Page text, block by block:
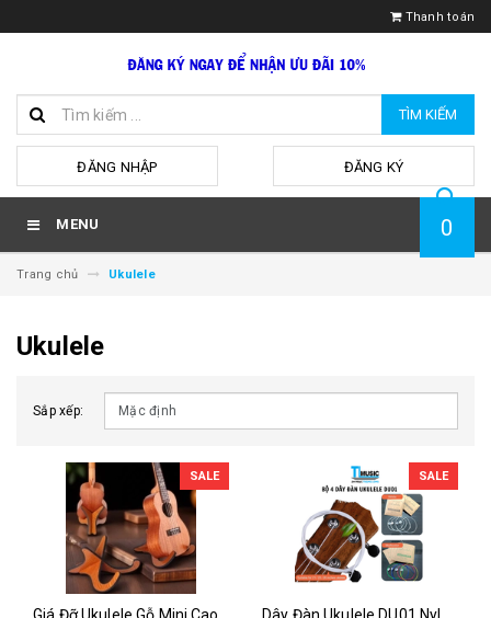
Thanh toán
TÌM KIẾM
ĐĂNG NHẬP ĐĂNG KÝ
MENU 0
Trang chủ Ukulele
Ukulele
Sắp xếp:
SALE SALE